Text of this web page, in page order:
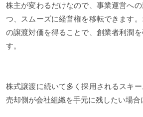
株主が変わるだけなので、事業運営へ
つ、スムーズに経営権を移転できます
の譲渡対価を得ることで、創業者利潤
す。
株式譲渡に続いて多く採用されるスキー
売却側が会社組織を手元に残したい場合